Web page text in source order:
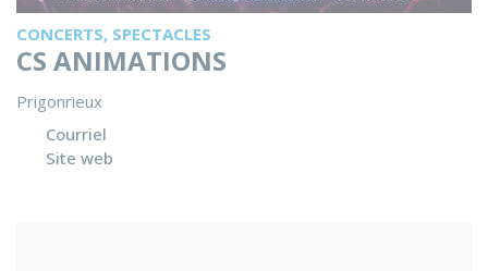
CONCERTS, SPECTACLES
CS ANIMATIONS
Prigonrieux
Courriel
Site web